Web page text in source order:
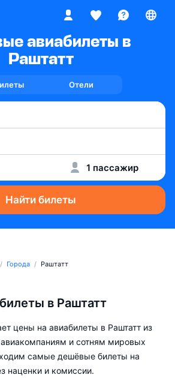
авиабилеты в
Раштатт
Отели
1 пассажир
Найти билеты
Города Раштатт
в Раштатт
цены на авиабилеты в Раштатт из
и сотням мировых
самые дешёвые билеты на
наценки и комиссии.